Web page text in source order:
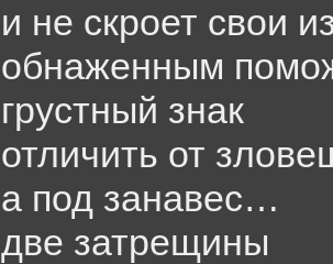
и не скроет свои
обнаженным
грустный знак
отличить от
а под занавес…
две затрещины